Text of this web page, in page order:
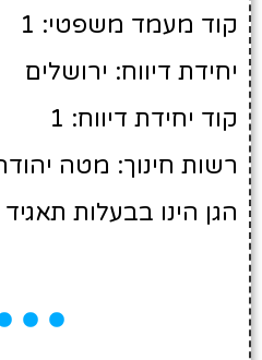
קוד מעמד משפטי: 1
יחידת דיווח: ירושלים
קוד יחידת דיווח: 1
רשות חינוך: מטה יהודה
הגן הינו בבעלות תאגיד